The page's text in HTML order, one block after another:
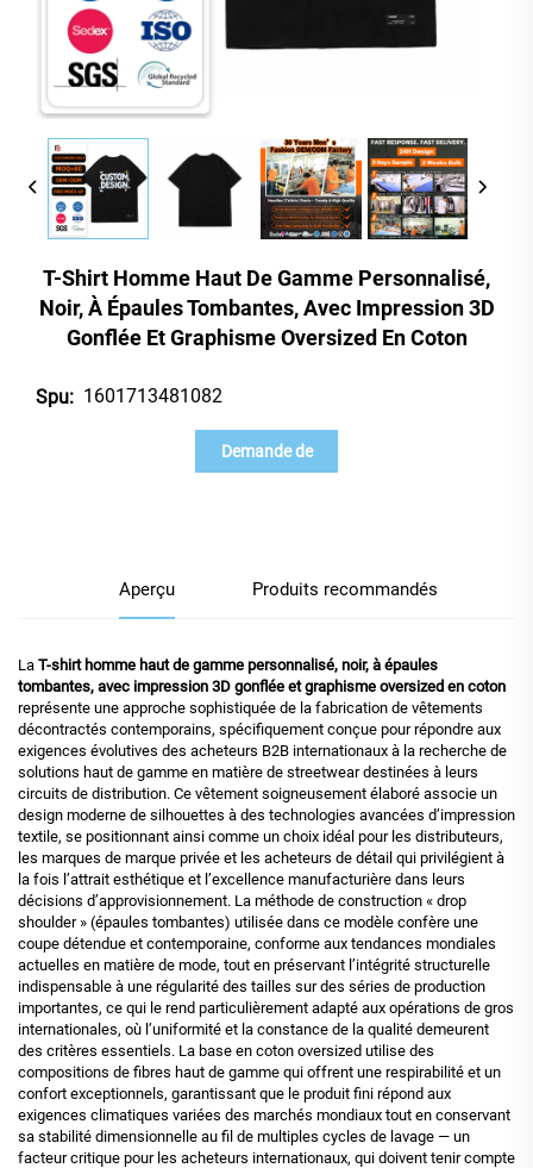
T-Shirt Homme Haut De Gamme Personnalisé,
Noir, À Épaules Tombantes, Avec Impression 3D
Gonflée Et Graphisme Oversized En Coton
Spu: 1601713481082
Demande de
Aperçu Produits recommandés
La T-shirt homme haut de gamme personnalisé, noir, à épaules
tombantes, avec impression 3D gonflée et graphisme oversized en coton
représente une approche sophistiquée de la fabrication de vêtements
décontractés contemporains, spécifiquement conçue pour répondre aux
exigences évolutives des acheteurs B2B internationaux à la recherche de
solutions haut de gamme en matière de streetwear destinées à leurs
circuits de distribution. Ce vêtement soigneusement élaboré associe un
design moderne de silhouettes à des technologies avancées d’impression
textile, se positionnant ainsi comme un choix idéal pour les distributeurs,
les marques de marque privée et les acheteurs de détail qui privilégient à
la fois l’attrait esthétique et l’excellence manufacturière dans leurs
décisions d’approvisionnement. La méthode de construction « drop
shoulder » (épaules tombantes) utilisée dans ce modèle confère une
coupe détendue et contemporaine, conforme aux tendances mondiales
actuelles en matière de mode, tout en préservant l’intégrité structurelle
indispensable à une régularité des tailles sur des séries de production
importantes, ce qui le rend particulièrement adapté aux opérations de gros
internationales, où l’uniformité et la constance de la qualité demeurent
des critères essentiels. La base en coton oversized utilise des
compositions de fibres haut de gamme qui offrent une respirabilité et un
confort exceptionnels, garantissant que le produit fini répond aux
exigences climatiques variées des marchés mondiaux tout en conservant
sa stabilité dimensionnelle au fil de multiples cycles de lavage — un
facteur critique pour les acheteurs internationaux, qui doivent tenir compte